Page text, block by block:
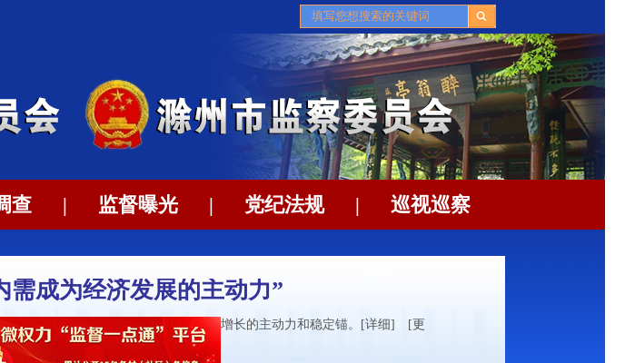
查 | 监督曝光 | 党纪法规 | 巡视巡察
需成为经济发展的主动力”
基点”，引领推动内需成为拉动经济增长的主动力和稳定锚。 [详细] [更